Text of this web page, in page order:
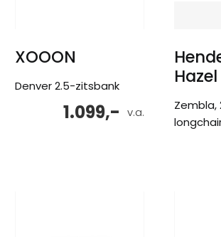
XOOON
Denver 2.5-zitsbank
v.a.
1.099,-
Hazel
Zembla,